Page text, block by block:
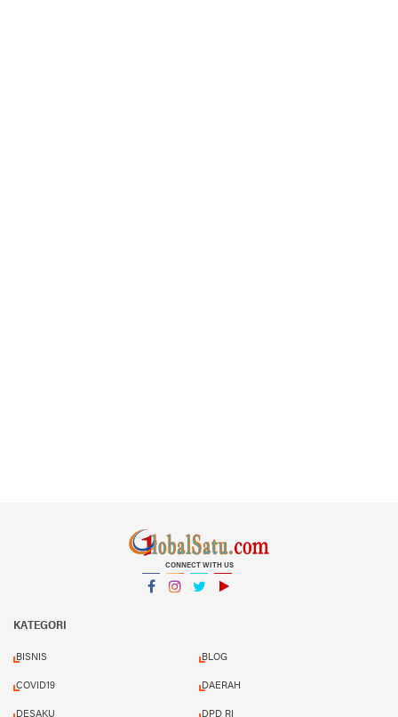
CONNECT WITH US
KATEGORI
BISNIS BLOG
COVID19 DAERAH
DESAKU DPD RI